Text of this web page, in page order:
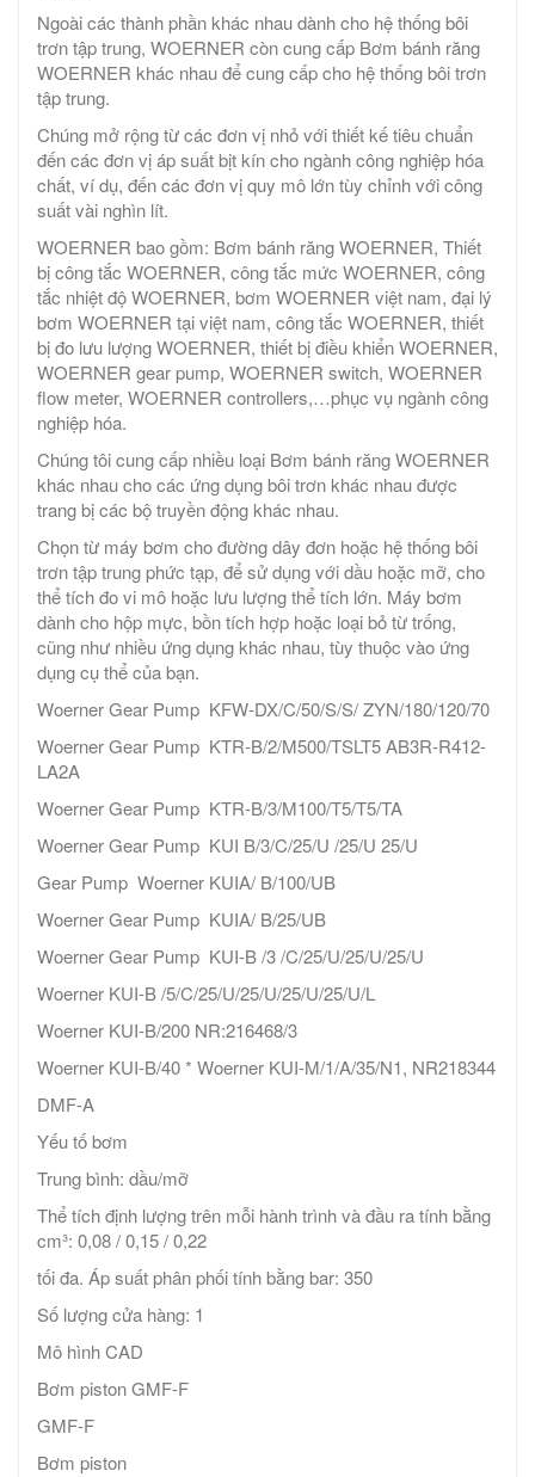
Ngoài các thành phần khác nhau dành cho hệ thống bôi
trơn tập trung, WOERNER còn cung cấp Bơm bánh răng
WOERNER khác nhau để cung cấp cho hệ thống bôi trơn
tập trung.
Chúng mở rộng từ các đơn vị nhỏ với thiết kế tiêu chuẩn
đến các đơn vị áp suất bịt kín cho ngành công nghiệp hóa
chất, ví dụ, đến các đơn vị quy mô lớn tùy chỉnh với công
suất vài nghìn lít.
WOERNER bao gồm: Bơm bánh răng WOERNER, Thiết
bị công tắc WOERNER, công tắc mức WOERNER, công
tắc nhiệt độ WOERNER, bơm WOERNER việt nam, đại lý
bơm WOERNER tại việt nam, công tắc WOERNER, thiết
bị đo lưu lượng WOERNER, thiết bị điều khiển WOERNER,
WOERNER gear pump, WOERNER switch, WOERNER
flow meter, WOERNER controllers,…phục vụ ngành công
nghiệp hóa.
Chúng tôi cung cấp nhiều loại Bơm bánh răng WOERNER
khác nhau cho các ứng dụng bôi trơn khác nhau được
trang bị các bộ truyền động khác nhau.
Chọn từ máy bơm cho đường dây đơn hoặc hệ thống bôi
trơn tập trung phức tạp, để sử dụng với dầu hoặc mỡ, cho
thể tích đo vi mô hoặc lưu lượng thể tích lớn. Máy bơm
dành cho hộp mực, bồn tích hợp hoặc loại bỏ từ trống,
cũng như nhiều ứng dụng khác nhau, tùy thuộc vào ứng
dụng cụ thể của bạn.
Woerner Gear Pump KFW-DX/C/50/S/S/ ZYN/180/120/70
Woerner Gear Pump KTR-B/2/M500/TSLT5 AB3R-R412-
LA2A
Woerner Gear Pump KTR-B/3/M100/T5/T5/TA
Woerner Gear Pump KUI B/3/C/25/U /25/U 25/U
Gear Pump Woerner KUIA/ B/100/UB
Woerner Gear Pump KUIA/ B/25/UB
Woerner Gear Pump KUI-B /3 /C/25/U/25/U/25/U
Woerner KUI-B /5/C/25/U/25/U/25/U/25/U/L
Woerner KUI-B/200 NR:216468/3
Woerner KUI-B/40 * Woerner KUI-M/1/A/35/N1, NR218344
DMF-A
Yếu tố bơm
Trung bình: dầu/mỡ
Thể tích định lượng trên mỗi hành trình và đầu ra tính bằng
cm³: 0,08 / 0,15 / 0,22
tối đa. Áp suất phân phối tính bằng bar: 350
Số lượng cửa hàng: 1
Mô hình CAD
Bơm piston GMF-F
GMF-F
Bơm piston